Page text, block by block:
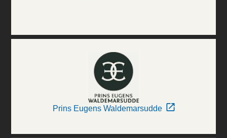
Prins Eugens Waldemarsudde